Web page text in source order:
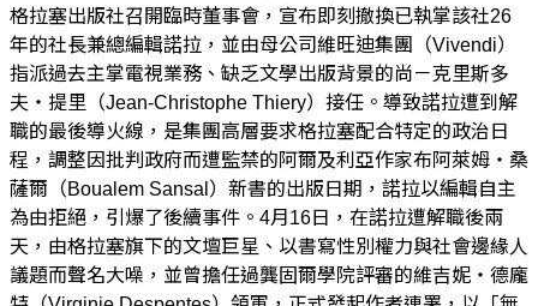
格拉塞出版社召開臨時董事會，宣布即刻撤換已執掌該社26
年的社長兼總編輯諾拉，並由母公司維旺迪集團（Vivendi）
指派過去主掌電視業務、缺乏文學出版背景的尚－克里斯多
夫・提里（Jean-Christophe Thiery）接任。導致諾拉遭到解
職的最後導火線，是集團高層要求格拉塞配合特定的政治日
程，調整因批判政府而遭監禁的阿爾及利亞作家布阿萊姆・桑
薩爾（Boualem Sansal）新書的出版日期，諾拉以編輯自主
為由拒絕，引爆了後續事件。4月16日，在諾拉遭解職後兩
天，由格拉塞旗下的文壇巨星、以書寫性別權力與社會邊緣人
議題而聲名大噪，並曾擔任過龔固爾學院評審的維吉妮・德龐